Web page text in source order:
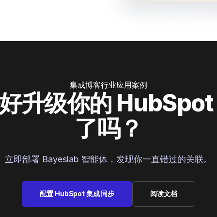
集成博客行业应用案例
升级你的
了吗？
立即部署 Bayeslab 智能体，发现你一直错过的关联。
配置 HubSpot 集成 同步 阅读文档